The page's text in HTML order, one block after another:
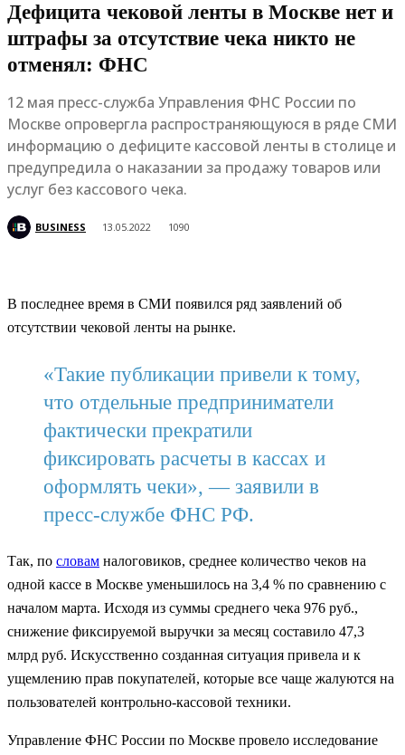
Дефицита чековой ленты в Москве нет и
штрафы за отсутствие чека никто не
отменял: ФНС
12 мая пресс-служба Управления ФНС России по
Москве опровергла распространяющуюся в ряде СМИ
информацию о дефиците кассовой ленты в столице и
предупредила о наказании за продажу товаров или
услуг без кассового чека.
BUSINESS 13.05.2022 1090
В последнее время в СМИ появился ряд заявлений об
отсутствии чековой ленты на рынке.
«Такие публикации привели к тому,
что отдельные предприниматели
фактически прекратили
фиксировать расчеты в кассах и
оформлять чеки», — заявили в
пресс-службе ФНС РФ.
Так, по словам налоговиков, среднее количество чеков на
одной кассе в Москве уменьшилось на 3,4 % по сравнению с
началом марта. Исходя из суммы среднего чека 976 руб.,
снижение фиксируемой выручки за месяц составило 47,3
млрд руб. Искусственно созданная ситуация привела и к
ущемлению прав покупателей, которые все чаще жалуются на
пользователей контрольно-кассовой техники.
Управление ФНС России по Москве провело исследование